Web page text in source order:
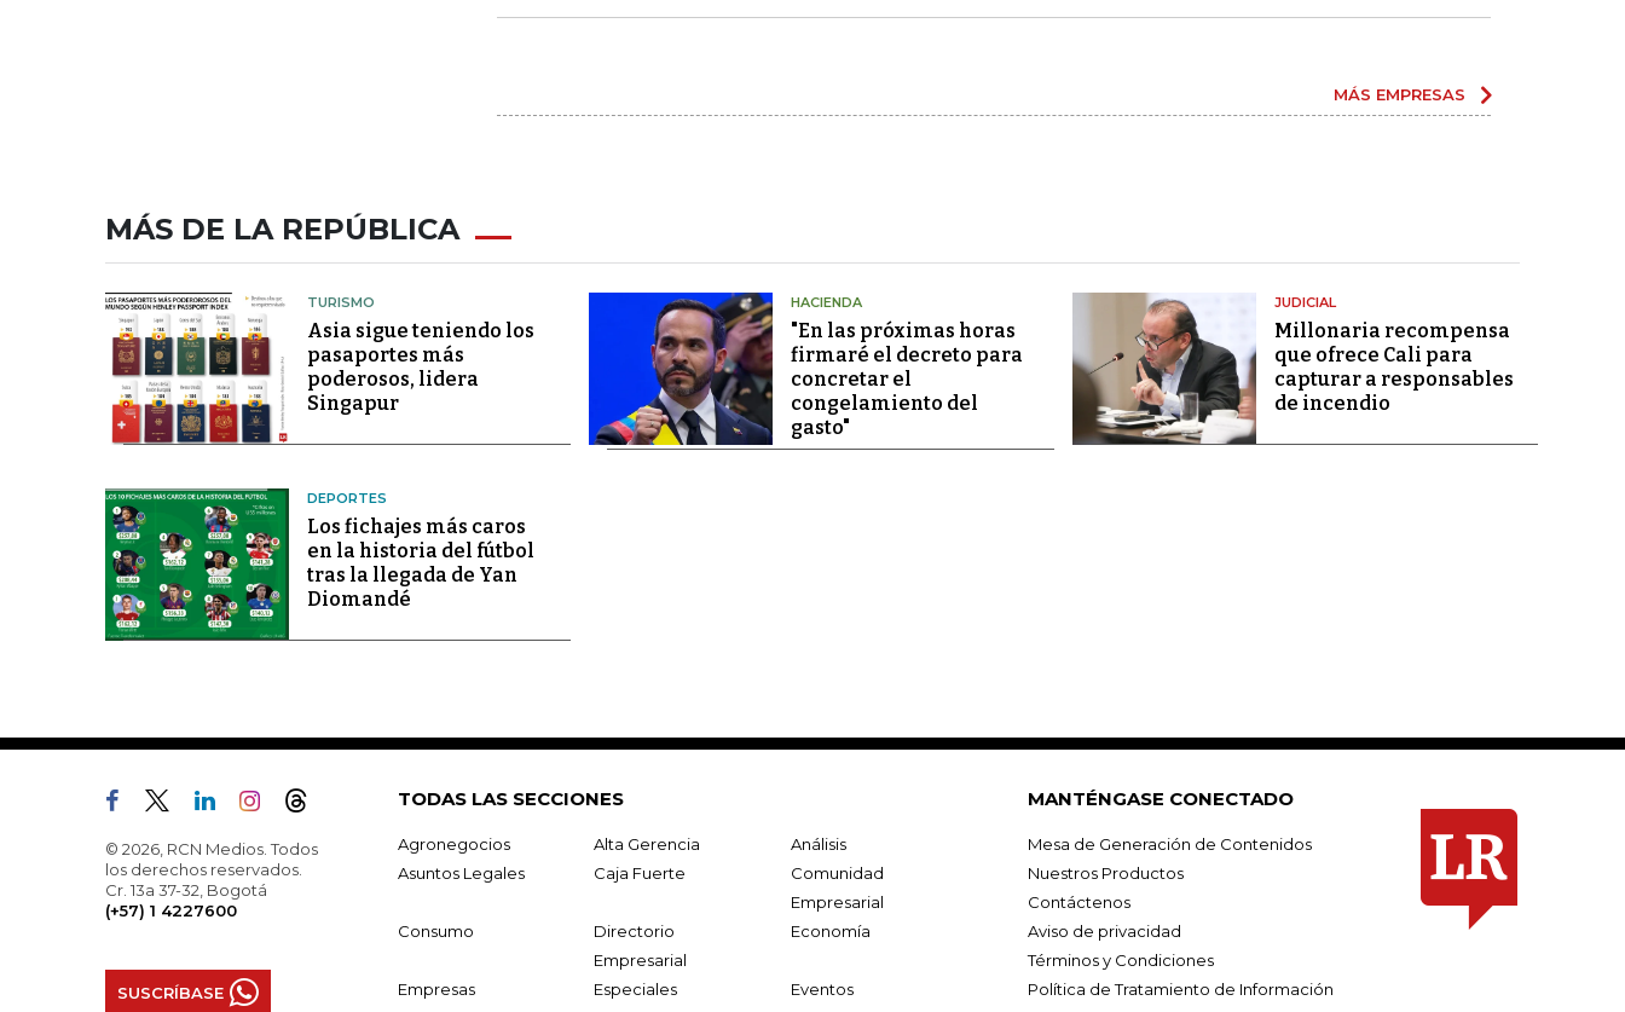
MÁS EMPRESAS
MÁS DE LA REPÚBLICA
TURISMO
Asia sigue teniendo los
pasaportes más
poderosos, lidera
Singapur
HACIENDA
"En las próximas horas
firmaré el decreto para
concretar el
congelamiento del
gasto"
JUDICIAL
Millonaria recompensa
que ofrece Cali para
capturar a responsables
de incendio
DEPORTES
Los fichajes más caros
en la historia del fútbol
tras la llegada de Yan
Diomandé
© 2026, RCN Medios. Todos
los derechos reservados.
Cr. 13a 37-32, Bogotá
(+57) 1 4227600
SUSCRÍBASE
TODAS LAS SECCIONES
Agronegocios Alta Gerencia
Análisis
Asuntos Legales
Caja Fuerte
Comunidad
Empresarial
Consumo
Directorio
Empresarial
Economía
Empresas Especiales
Eventos
MANTÉNGASE CONECTADO
Mesa de Generación de Contenidos
Nuestros Productos
Contáctenos
Aviso de privacidad
Términos y Condiciones
Política de Tratamiento de Información